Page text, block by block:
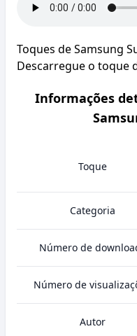
Toques de Samsung
Descarregue o toque
Informações
Toque
Categoria
Número de
Número de
Autor